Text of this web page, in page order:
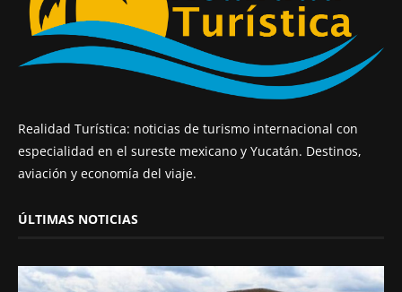
Realidad Turística: noticias de turismo internacional con
especialidad en el sureste mexicano y Yucatán. Destinos,
aviación y economía del viaje.
ÚLTIMAS NOTICIAS